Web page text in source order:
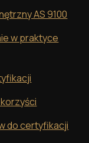
AS 9100
w praktyce
do certyfikacji